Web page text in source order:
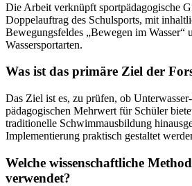
Die Arbeit verknüpft sportpädagogische
Doppelauftrag des Schulsports, mit
Bewegungsfeldes „Bewegen im Wasser“
Wassersportarten.
Was ist das primäre Ziel der
Das Ziel ist es, zu prüfen, ob
pädagogischen Mehrwert für Schüler
traditionelle Schwimmausbildung
Implementierung praktisch gestaltet
Welche wissenschaftliche
verwendet?